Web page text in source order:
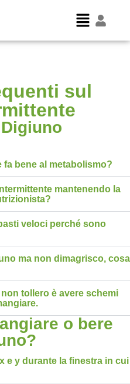
sul
fa bene al metabolismo?
mantenendo la
veloci perché sono
ma non dimagrisco, cosa
tollero è avere schemi
o bere
e y durante la finestra in cui